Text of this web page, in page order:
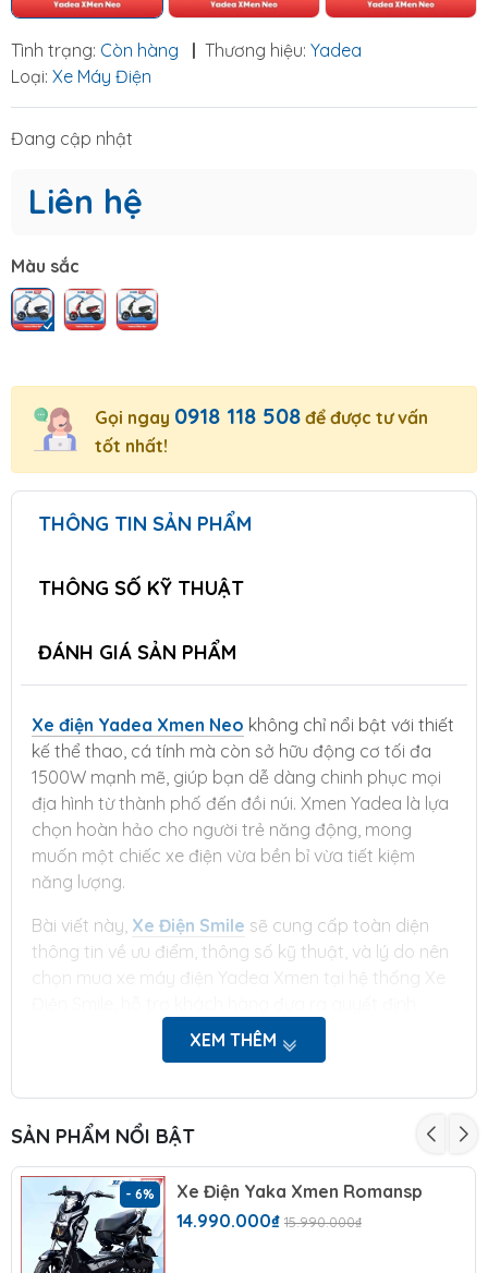
Tình trạng: Còn hàng | Thương hiệu: Yadea
Loại: Xe Máy Điện
Đang cập nhật
Liên hệ
Màu sắc
Gọi ngay 0918 118 508 để được tư vấn
tốt nhất!
THÔNG TIN SẢN PHẨM
THÔNG SỐ KỸ THUẬT
ĐÁNH GIÁ SẢN PHẨM
Xe điện Yadea Xmen Neo không chỉ nổi bật với thiết
kế thể thao, cá tính mà còn sở hữu động cơ tối đa
1500W mạnh mẽ, giúp bạn dễ dàng chinh phục mọi
địa hình từ thành phố đến đồi núi. Xmen Yadea là lựa
chọn hoàn hảo cho người trẻ năng động, mong
muốn một chiếc xe điện vừa bền bỉ vừa tiết kiệm
năng lượng.
Bài viết này, Xe Điện Smile sẽ cung cấp toàn diện
thông tin về ưu điểm, thông số kỹ thuật, và lý do nên
chọn mua xe máy điện Yadea Xmen tại hệ thống Xe
sáng suốt khi lựa chọn xe điện phù hợp.
thương hiệu xe điện
Yadea
Xe điện Yadealà một trong những thương hiệu hàng
đầu thế giới vềxe máy điện, được thành lập vào
năm 2001 tại Hồng Kông. Với hơn 24 năm kinh
XEM THÊM
SẢN PHẨM NỔI BẬT
- 6%
Xe Điện Yaka Xmen Romansp
14.990.000₫ 15.990.000₫